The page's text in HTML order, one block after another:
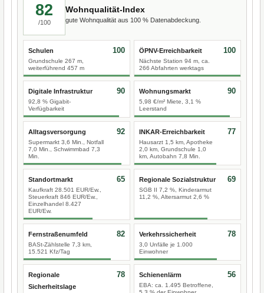
82
/100
Wohnqualität-Index
gute Wohnqualität aus 100 % Datenabdeckung.
Schulen
Grundschule 267 m,
weiterführend 457 m
100 ÖPNV-Erreichbarkeit
Nächste Station 94 m, ca.
266 Abfahrten werktags
100
Digitale Infrastruktur
92,8 % Gigabit-
Verfügbarkeit
90 Wohnungsmarkt
5,98 €/m² Miete, 3,1 %
Leerstand
90
Alltagsversorgung
Supermarkt 3,6 Min., Notfall
7,0 Min., Schwimmbad 7,3
Min.
92 INKAR-Erreichbarkeit
Hausarzt 1,5 km, Apotheke
2,0 km, Grundschule 1,0
km, Autobahn 7,8 Min.
77
Standortmarkt
Kaufkraft 28.501 EUR/Ew.,
Steuerkraft 846 EUR/Ew.,
Einzelhandel 8.427
EUR/Ew.
65 Regionale Sozialstruktur
SGB II 7,2 %, Kinderarmut
11,2 %, Altersarmut 2,6 %
69
Fernstraßenumfeld
BASt-Zählstelle 7,3 km,
15.521 Kfz/Tag
82 Verkehrssicherheit
3,0 Unfälle je 1.000
Einwohner
78
Regionale
Sicherheitslage
78 Schienenlärm
EBA: ca. 1.495 Betroffene,
56